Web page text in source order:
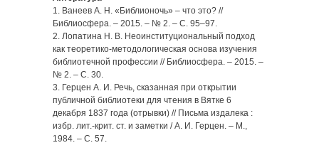
1. Ванеев А. Н. «Библионочь» – что это? //
Библиосфера. – 2015. – № 2. – С. 95–97.
2. Лопатина Н. В. Неоинституциональный подход
как теоретико-методологическая основа изучения
библиотечной профессии // Библиосфера. – 2015. –
№ 2. – С. 30.
3. Герцен А. И. Речь, сказанная при открытии
публичной библиотеки для чтения в Вятке 6
декабря 1837 года (отрывки) // Письма издалека :
избр. лит.-крит. ст. и заметки / А. И. Герцен. – М.,
1984. – С. 57.